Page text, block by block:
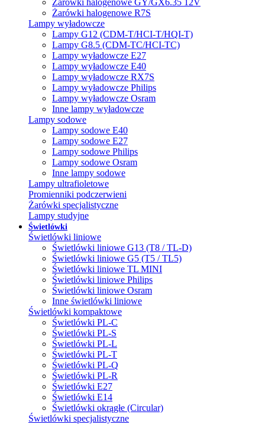
Żarówki halogenowe R7S
Lampy wyładowcze
Lampy G12 (CDM-T/HCI-T/HQI-T)
Lampy G8.5 (CDM-TC/HCI-TC)
Lampy wyładowcze E27
Lampy wyładowcze E40
Lampy wyładowcze RX7S
Lampy wyładowcze Philips
Lampy wyładowcze Osram
Inne lampy wyładowcze
Lampy sodowe
Lampy sodowe E40
Lampy sodowe E27
Lampy sodowe Philips
Lampy sodowe Osram
Inne lampy sodowe
Lampy ultrafioletowe
Promienniki podczerwieni
Żarówki specjalistyczne
Lampy studyjne
Świetlówki
Świetlówki liniowe
Świetlówki liniowe G13 (T8 / TL-D)
Świetlówki liniowe G5 (T5 / TL5)
Świetlówki liniowe TL MINI
Świetlówki liniowe Philips
Świetlówki liniowe Osram
Inne świetlówki liniowe
Świetlówki kompaktowe
Świetlówki PL-C
Świetlówki PL-S
Świetlówki PL-L
Świetlówki PL-T
Świetlówki PL-Q
Świetlówki PL-R
Świetlówki E27
Świetlówki E14
Świetlówki okrągłe (Circular)
Świetlówki specjalistyczne